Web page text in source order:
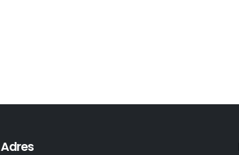
Adres